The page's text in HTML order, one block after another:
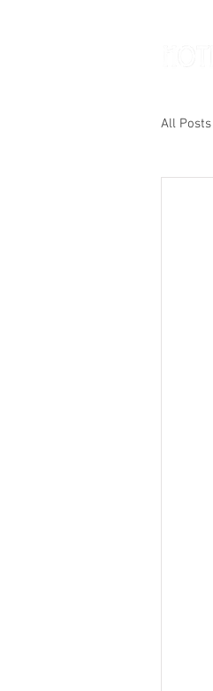
All Posts